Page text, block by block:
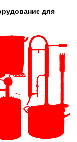
для